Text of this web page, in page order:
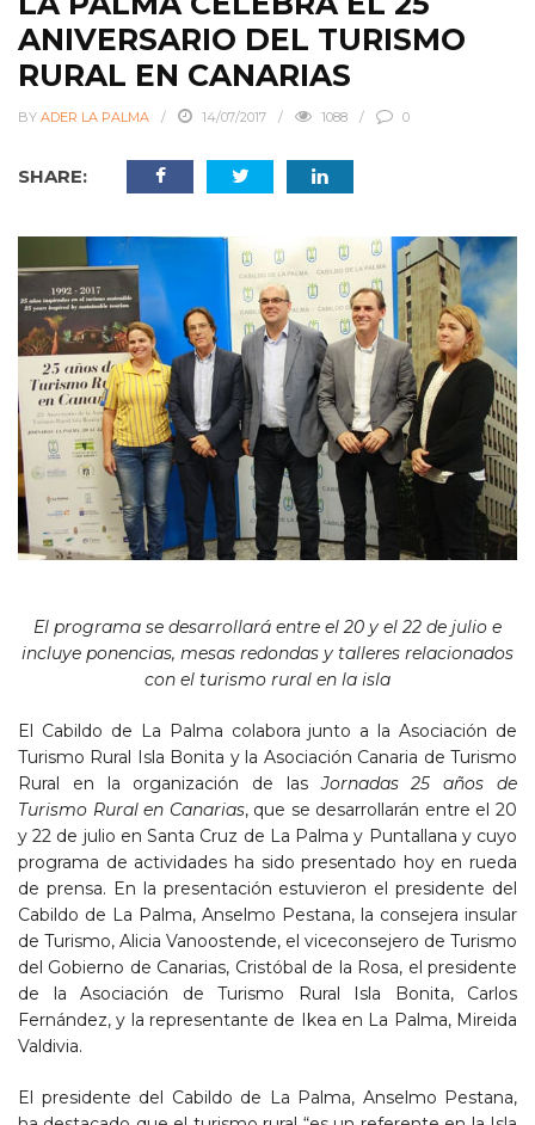
ANIVERSARIO DEL TURISMO
RURAL EN CANARIAS
BY ADER LA PALMA 14/07/2017 1088 0
SHARE:
El programa se desarrollará entre el 20 y el 22 de julio e
incluye ponencias, mesas redondas y talleres relacionados
con el turismo rural en la isla
El Cabildo de La Palma colabora junto a la Asociación de
Turismo Rural Isla Bonita y la Asociación Canaria de Turismo
Rural en la organización de lasJornadas 25 años de
Turismo Rural en Canarias, que se desarrollarán entre el 20
y 22 de julio en Santa Cruz de La Palma y Puntallana y cuyo
programa de actividades ha sido presentado hoy en rueda
de prensa. En la presentación estuvieron el presidente del
Cabildo de La Palma, Anselmo Pestana, la consejera insular
de Turismo, Alicia Vanoostende, el viceconsejero de Turismo
del Gobierno de Canarias, Cristóbal de la Rosa, el presidente
de la Asociación de Turismo Rural Isla Bonita, Carlos
Fernández, y la representante de Ikea en La Palma, Mireida
Valdivia.
El presidente del Cabildo de La Palma, Anselmo Pestana,